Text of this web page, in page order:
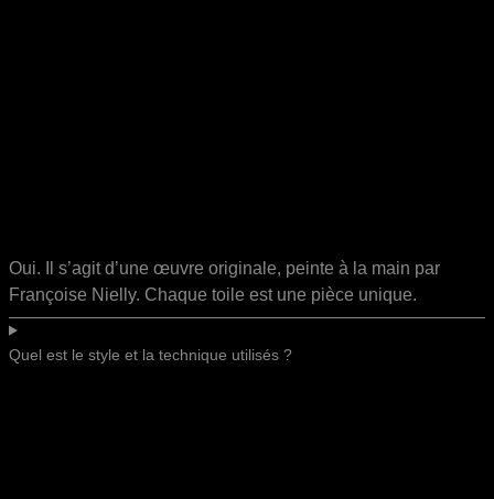
Oui. Il s’agit d’une œuvre originale, peinte à la main par
Françoise Nielly. Chaque toile est une pièce unique.
Quel est le style et la technique utilisés ?